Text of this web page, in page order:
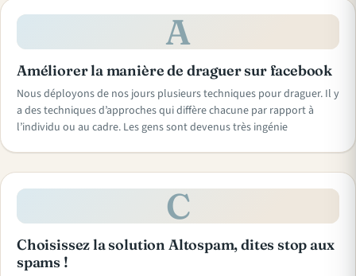
A
Améliorer la manière de draguer sur facebook
Nous déployons de nos jours plusieurs techniques pour draguer. Il y
a des techniques d’approches qui diffère chacune par rapport à
l’individu ou au cadre. Les gens sont devenus très ingénie
C
Choisissez la solution Altospam, dites stop aux
spams !